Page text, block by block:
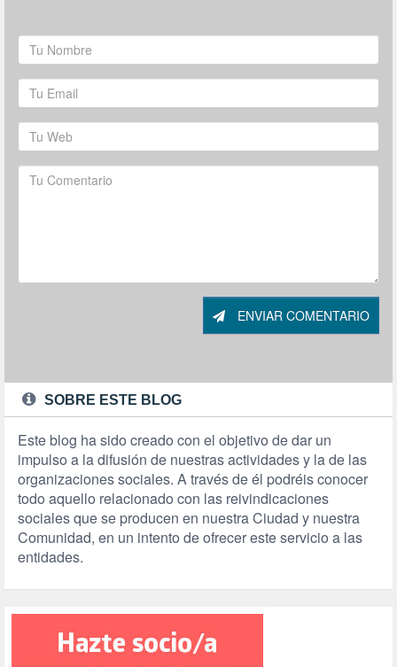
ENVIAR COMENTARIO
SOBRE ESTE BLOG
Este blog ha sido creado con el objetivo de dar un
impulso a la difusión de nuestras actividades y la de las
organizaciones sociales. A través de él podréis conocer
todo aquello relacionado con las reivindicaciones
sociales que se producen en nuestra Ciudad y nuestra
Comunidad, en un intento de ofrecer este servicio a las
entidades.